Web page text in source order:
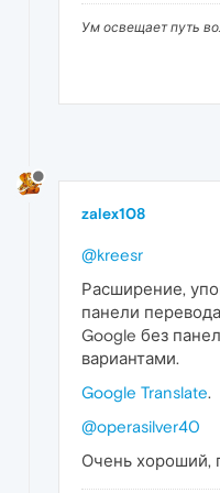
Ум освещает путь
zalex108
@kreesr
Расширение,
панели
Google без
вариантами.
Google Translate.
@operasilver40
Очень хороший,